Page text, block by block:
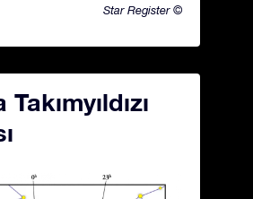
Star Register ©